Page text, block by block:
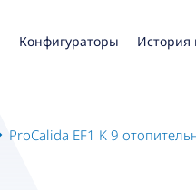
Конфигураторы История
ProCalida EF1 K 9